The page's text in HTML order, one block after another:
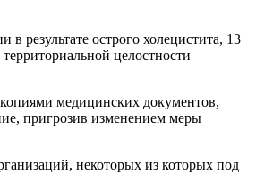
результате острого холецистита, 13
целостности
медицинских документов,
пригрозив изменением меры
некоторых из которых под